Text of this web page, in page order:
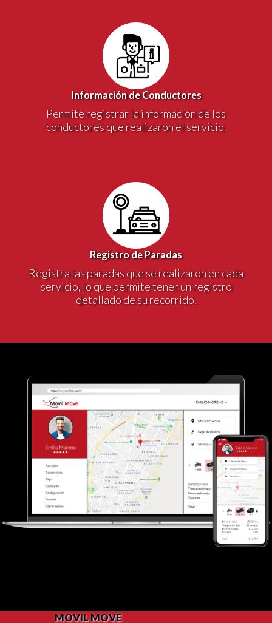
Información de Conductores
Permite registrar la información de los
conductores que realizaron el servicio.
Registro de Paradas
Registra las paradas que se realizaron en cada
servicio, lo que permite tener un registro
detallado de su recorrido.
MOVIL MOVE